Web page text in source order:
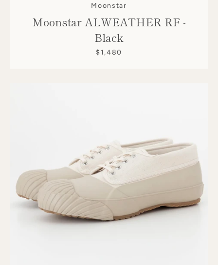
Moonstar
Moonstar ALWEATHER RF -
Black
$1,480